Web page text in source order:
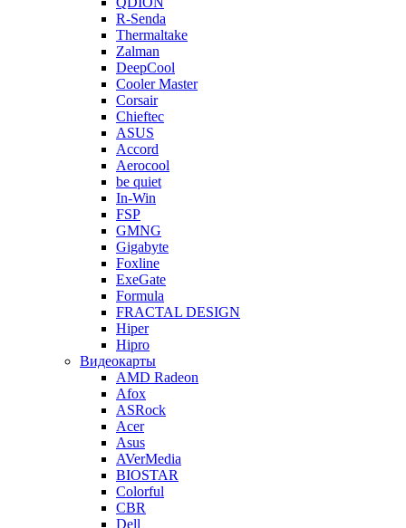
R-Senda
Thermaltake
Zalman
DeepCool
Cooler Master
Corsair
Chieftec
ASUS
Accord
Aerocool
be quiet
In-Win
FSP
GMNG
Gigabyte
Foxline
ExeGate
Formula
FRACTAL DESIGN
Hiper
Hipro
Видеокарты
AMD Radeon
Afox
ASRock
Acer
Asus
AVerMedia
BIOSTAR
Colorful
CBR
Dell